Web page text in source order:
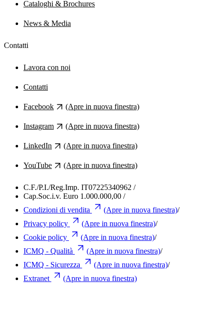
Cataloghi & Brochures
News & Media
Contatti
Lavora con noi
Contatti
Facebook (Apre in nuova finestra)
Instagram (Apre in nuova finestra)
LinkedIn (Apre in nuova finestra)
YouTube (Apre in nuova finestra)
C.F./P.I./Reg.Imp. IT07225340962 /
Cap.Soc.i.v. Euro 1.000.000,00 /
Condizioni di vendita
(Apre in nuova finestra)/
Privacy policy
(Apre in nuova finestra)/
Cookie policy
(Apre in nuova finestra)/
ICMQ - Qualità
(Apre in nuova finestra)/
ICMQ - Sicurezza
(Apre in nuova finestra)/
Extranet
(Apre in nuova finestra)